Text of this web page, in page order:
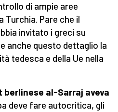
di ampie aree
Turchia. Pare che il
invitato i greci su
anche questo dettaglio la
tedesca e della Ue nella
al-Sarraj aveva
deve fare autocritica, gli